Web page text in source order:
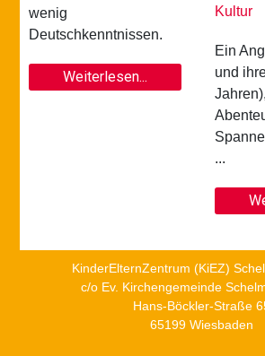
wenig
Deutschkenntnissen.
Weiterlesen...
Kultur
Ein
und
...
KinderElternZentrum (KiEZ)
c/o Ev. Kirchengemeinde
Hans-Böckler-Straße
65199 Wiesbaden